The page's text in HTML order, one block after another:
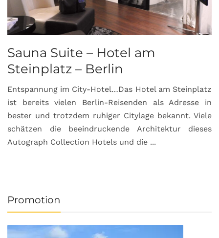
Sauna Suite – Hotel am
Steinplatz – Berlin
Entspannung im City-Hotel…Das Hotel am Steinplatz
ist bereits vielen Berlin-Reisenden als Adresse in
bester und trotzdem ruhiger Citylage bekannt. Viele
schätzen die beeindruckende Architektur dieses
Autograph Collection Hotels und die ...
Promotion